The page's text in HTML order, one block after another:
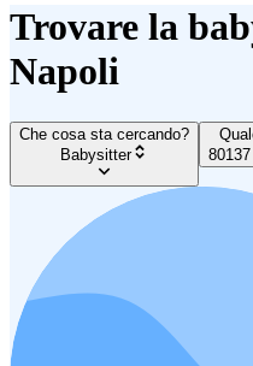
Trovare la
Napoli
Che cosa sta cercando?
Babysitter